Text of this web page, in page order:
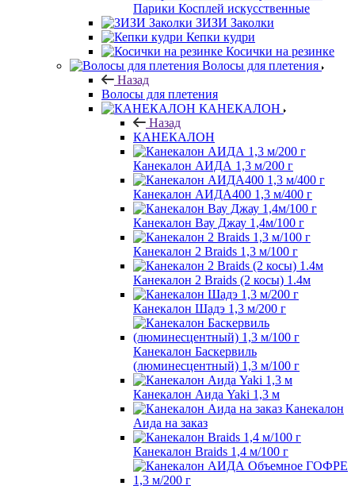
Парики Косплей искусственные
ЗИЗИ Заколки
Кепки кудри
Косички на резинке
Волосы для плетения
Назад
Волосы для плетения
КАНЕКАЛОН
Назад
КАНЕКАЛОН
Канекалон АИДА 1,3 м/200 г
Канекалон АИДА400 1,3 м/400 г
Канекалон Вау Джау 1,4м/100 г
Канекалон 2 Braids 1,3 м/100 г
Канекалон 2 Braids (2 косы) 1.4м
Канекалон Шадэ 1,3 м/200 г
Канекалон Баскервиль
(люминесцентный) 1,3 м/100 г
Канекалон Аида Yaki 1,3 м
Канекалон
Аида на заказ
Канекалон Braids 1,4 м/100 г